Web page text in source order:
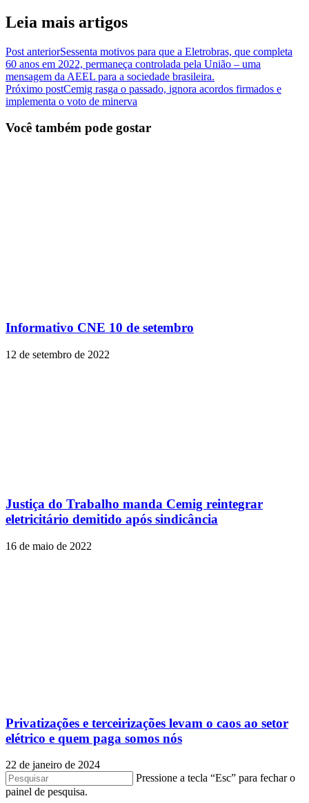
Leia mais artigos
Post anteriorSessenta motivos para que a Eletrobras, que completa
60 anos em 2022, permaneça controlada pela União – uma
mensagem da AEEL para a sociedade brasileira.
Próximo postCemig rasga o passado, ignora acordos firmados e
implementa o voto de minerva
Você também pode gostar
Informativo CNE 10 de setembro
12 de setembro de 2022
Justiça do Trabalho manda Cemig reintegrar
eletricitário demitido após sindicância
16 de maio de 2022
Privatizações e terceirizações levam o caos ao setor
elétrico e quem paga somos nós
22 de janeiro de 2024
Pressione a tecla “Esc” para fechar o
painel de pesquisa.